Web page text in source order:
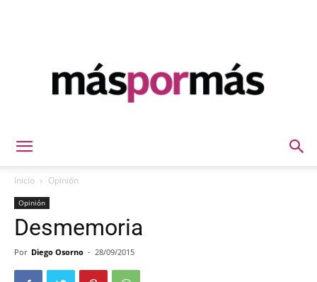
Inicio Opinión
Opinión
Desmemoria
Por Diego Osorno - 28/09/2015